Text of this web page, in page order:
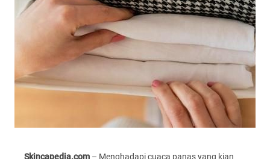
Skincapedia.com – Menghadapi cuaca panas yang kian